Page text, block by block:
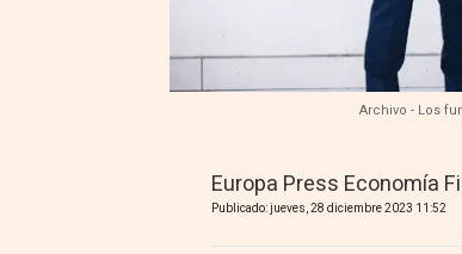
Archivo - Los
Europa Press Economía
Publicado: jueves, 28 diciembre 2023 11:52